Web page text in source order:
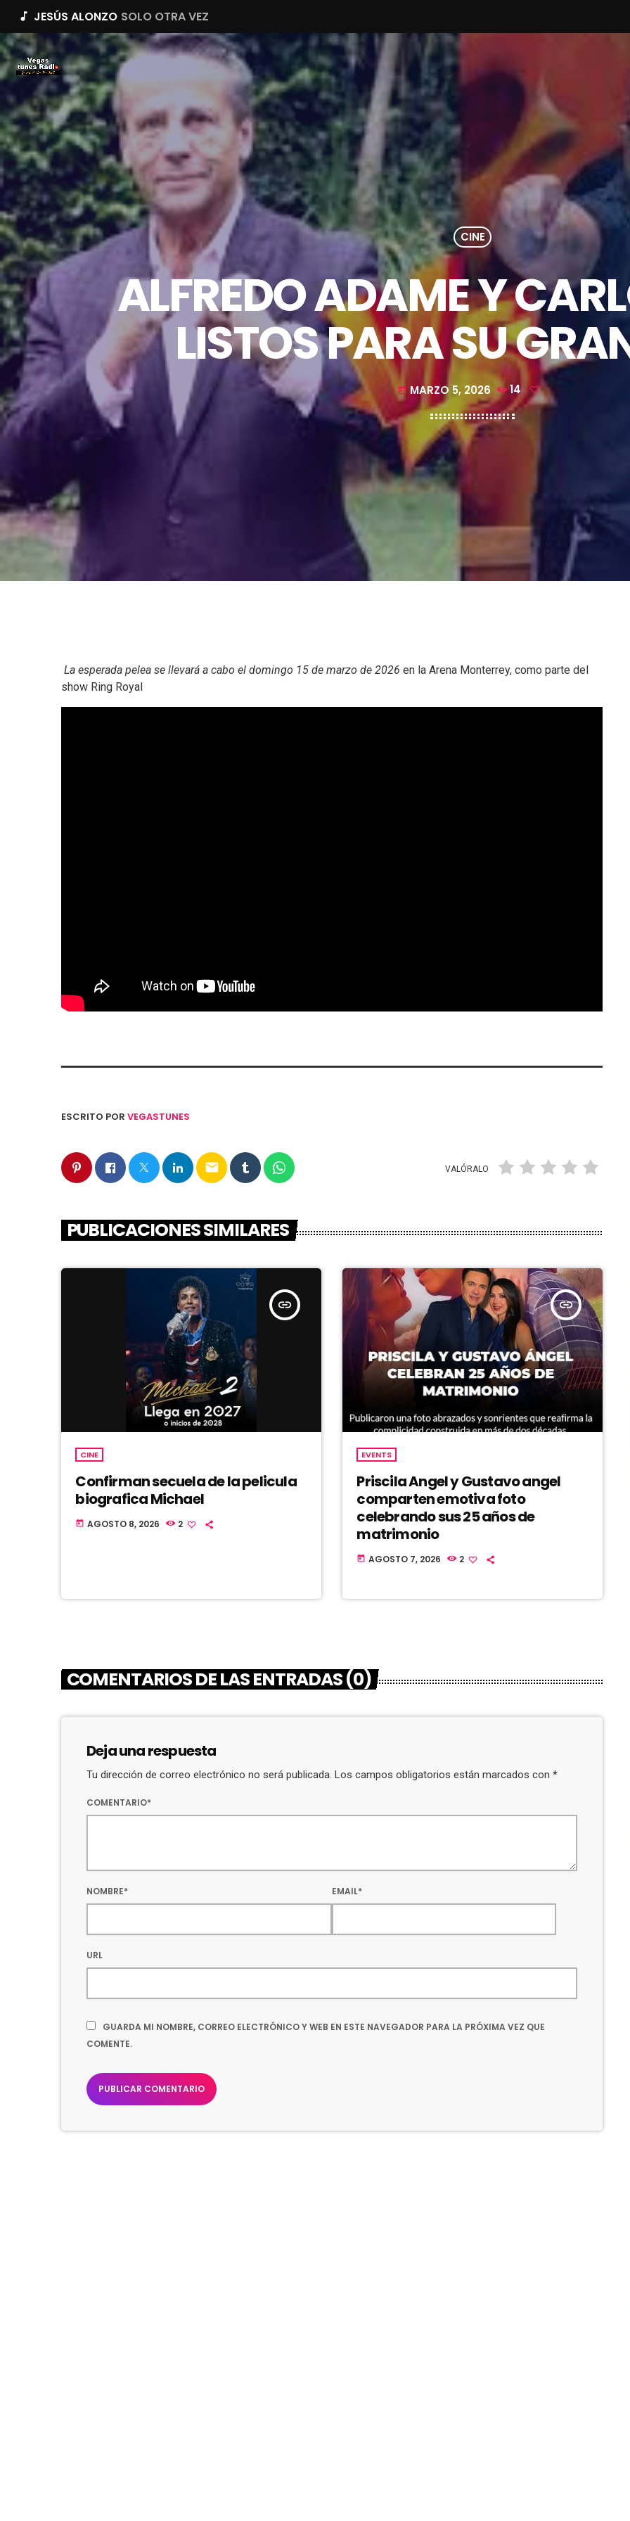
music_note JESÚS ALONZO SOLO OTRA VEZ
CINE
ALFREDO ADAME Y
LISTOS PARA SU
today MARZO 5, 2026 14
La esperada pelea se llevará a cabo el domingo 15 de marzo de 2026 en la Arena Monterrey, como parte del
show Ring Royal
ESCRITO POR VEGASTUNES
email VALÓRALO
PUBLICACIONES SIMILARES
insert_link
CINE
Confirman secuela de la pelicula
biografica Michael
today AGOSTO 8, 2026 2
insert_link
EVENTS
Priscila Angel y Gustavo angel
comparten emotiva foto
celebrando sus 25 años de
matrimonio
today AGOSTO 7, 2026 2
COMENTARIOS DE LAS ENTRADAS (0)
Deja una respuesta
Tu dirección de correo electrónico no será publicada. Los campos obligatorios están marcados con *
COMENTARIO*
NOMBRE* EMAIL*
URL
GUARDA MI NOMBRE, CORREO ELECTRÓNICO Y WEB EN ESTE NAVEGADOR PARA LA PRÓXIMA VEZ QUE
COMENTE.